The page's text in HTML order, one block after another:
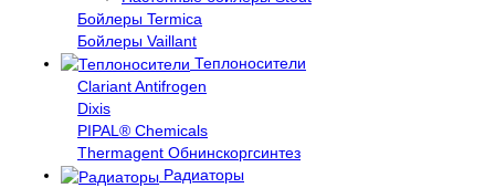
Бойлеры Termica
Бойлеры Vaillant
Теплоносители
Clariant Antifrogen
Dixis
PIPAL® Chemicals
Thermagent Обнинскоргсинтез
Радиаторы